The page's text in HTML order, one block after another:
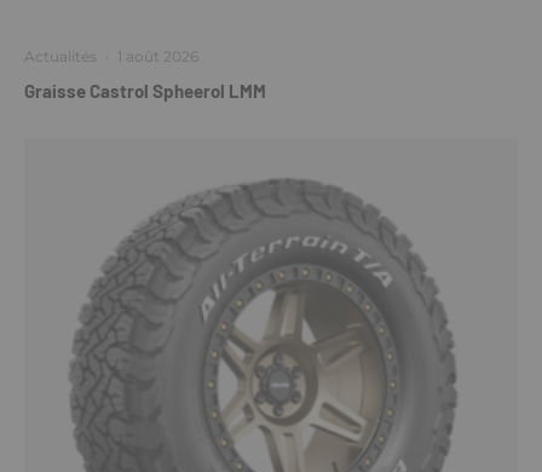
Actualités · 1 août 2026
Graisse Castrol Spheerol LMM